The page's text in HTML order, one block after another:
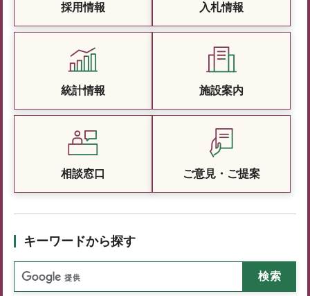
採用情報 入札情報
統計情報 施設案内
相談窓口 ご意見・ご提案
キーワードから探す